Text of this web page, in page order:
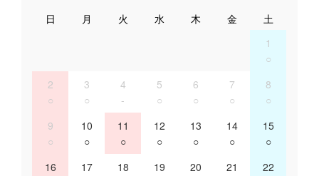
日 月 火 水 木 金
土
1
○
2
○
3
○
4
-
5
○
6
○
7
○
8
○
9
○
10
○
11
○
12
○
13
○
14
○
15
○
16
17
18
19
20
21
22